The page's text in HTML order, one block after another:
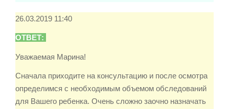
26.03.2019 11:40
ОТВЕТ:
Уважаемая Марина!
Сначала приходите на консультацию и после осмотра
определимся с необходимым объемом обследований
для Вашего ребенка. Очень сложно заочно назначать